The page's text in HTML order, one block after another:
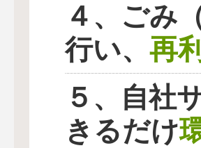
４、ごみ
行い、 再
５、自社
きるだけ